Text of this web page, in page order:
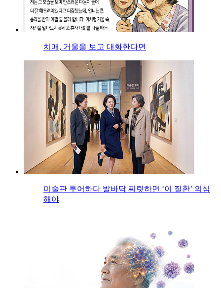
치매, 거울을 보고 대화한다면
미술관 투어하다 발바닥 찌릿하면 ‘이 질환’ 의심
해야